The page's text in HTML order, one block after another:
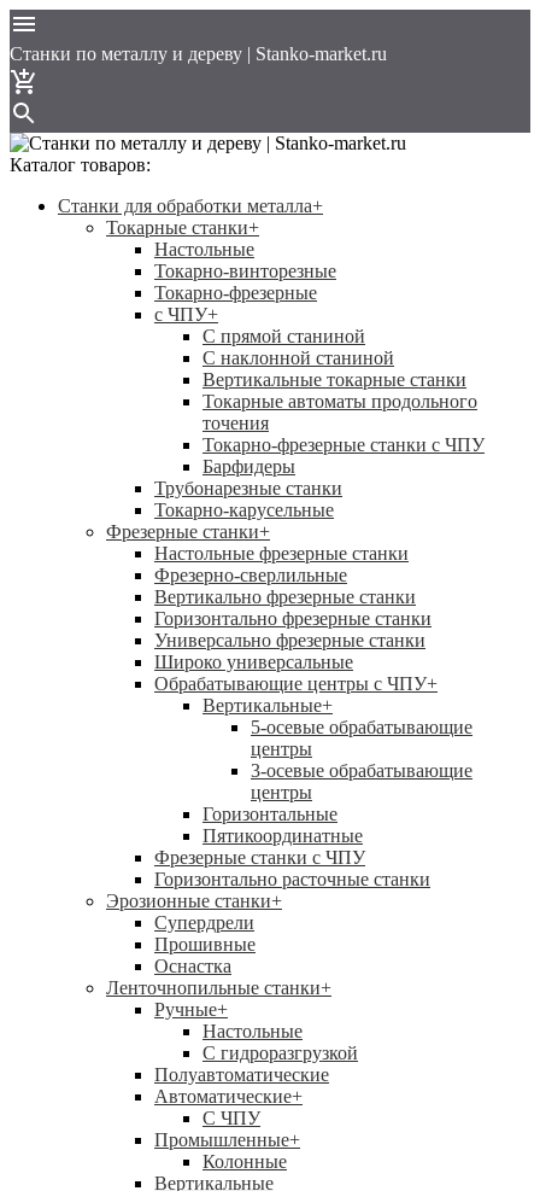
Cтанки по металлу и дереву | Stanko-market.ru
Каталог товаров:
Станки для обработки металла+
Токарные станки+
Настольные
Токарно-винторезные
Токарно-фрезерные
с ЧПУ+
С прямой станиной
C наклонной станиной
Вертикальные токарные станки
Токарные автоматы продольного
точения
Токарно-фрезерные станки с ЧПУ
Барфидеры
Трубонарезные станки
Токарно-карусельные
Фрезерные станки+
Настольные фрезерные станки
Фрезерно-сверлильные
Вертикально фрезерные станки
Горизонтально фрезерные станки
Универсально фрезерные станки
Широко универсальные
Обрабатывающие центры с ЧПУ+
Вертикальные+
5-осевые обрабатывающие
центры
3-осевые обрабатывающие
центры
Горизонтальные
Пятикоординатные
Фрезерные станки с ЧПУ
Горизонтально расточные станки
Эрозионные станки+
Супердрели
Прошивные
Оснастка
Ленточнопильные станки+
Ручные+
Настольные
С гидроразгрузкой
Полуавтоматические
Автоматические+
С ЧПУ
Промышленные+
Колонные
Вертикальные